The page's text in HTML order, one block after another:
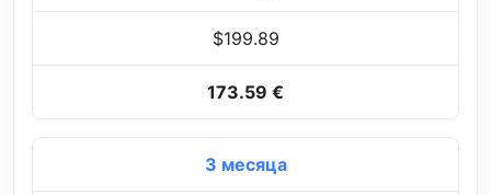
$199.89
173.59 €
3 месяца